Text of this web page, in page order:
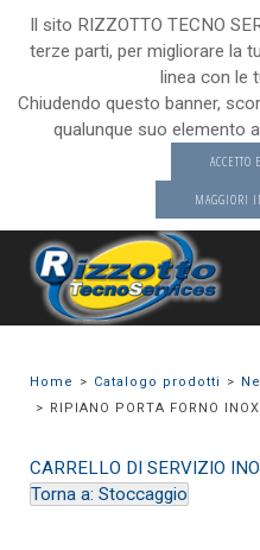
Il sito RIZZOTTO TECNO
terze parti, per migliorare la
linea con le
Chiudendo questo banner,
qualunque suo elemento
MAGGIORI
Home Catalogo prodotti
RIPIANO PORTA FORNO INOX
CARRELLO DI SERVIZIO
Torna a: Stoccaggio